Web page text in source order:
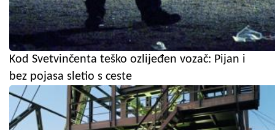
Kod Svetvinčenta teško ozlijeđen vozač: Pijan i
bez pojasa sletio s ceste